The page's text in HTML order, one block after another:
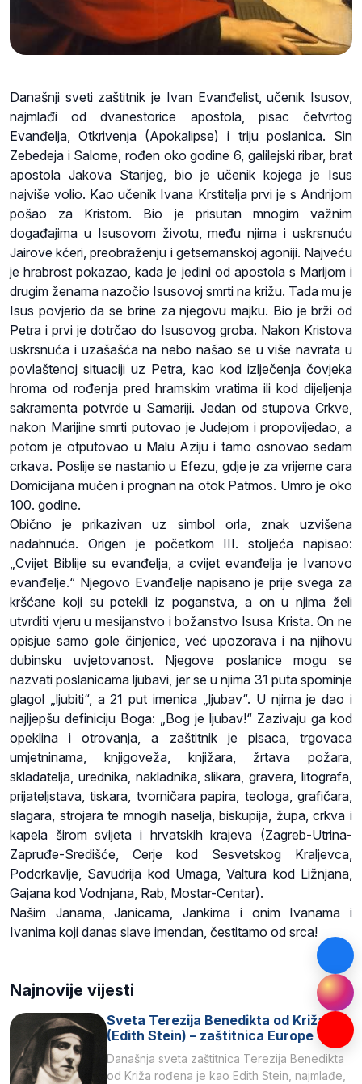
Današnji sveti zaštitnik je Ivan Evanđelist, učenik Isusov,
najmlađi od dvanestorice apostola, pisac četvrtog
Evanđelja, Otkrivenja (Apokalipse) i triju poslanica. Sin
Zebedeja i Salome, rođen oko godine 6, galilejski ribar, brat
apostola Jakova Starijeg, bio je učenik kojega je Isus
najviše volio. Kao učenik Ivana Krstitelja prvi je s Andrijom
pošao za Kristom. Bio je prisutan mnogim važnim
događajima u Isusovom životu, među njima i uskrsnuću
Jairove kćeri, preobraženju i getsemanskoj agoniji. Najveću
je hrabrost pokazao, kada je jedini od apostola s Marijom i
drugim ženama nazočio Isusovoj smrti na križu. Tada mu je
Isus povjerio da se brine za njegovu majku. Bio je brži od
Petra i prvi je dotrčao do Isusovog groba. Nakon Kristova
uskrsnuća i uzašašća na nebo našao se u više navrata u
povlaštenoj situaciji uz Petra, kao kod izlječenja čovjeka
hroma od rođenja pred hramskim vratima ili kod dijeljenja
sakramenta potvrde u Samariji. Jedan od stupova Crkve,
nakon Marijine smrti putovao je Judejom i propovijedao, a
potom je otputovao u Malu Aziju i tamo osnovao sedam
crkava. Poslije se nastanio u Efezu, gdje je za vrijeme cara
Domicijana mučen i prognan na otok Patmos. Umro je oko
100. godine.
Obično je prikazivan uz simbol orla, znak uzvišena
nadahnuća. Origen je početkom III. stoljeća napisao:
„Cvijet Biblije su evanđelja, a cvijet evanđelja je Ivanovo
evanđelje.“ Njegovo Evanđelje napisano je prije svega za
kršćane koji su potekli iz poganstva, a on u njima želi
utvrditi vjeru u mesijanstvo i božanstvo Isusa Krista. On ne
opisjue samo gole činjenice, već upozorava i na njihovu
dubinsku uvjetovanost. Njegove poslanice mogu se
nazvati poslanicama ljubavi, jer se u njima 31 puta spominje
glagol „ljubiti“, a 21 put imenica „ljubav“. U njima je dao i
najljepšu definiciju Boga: „Bog je ljubav!“ Zazivaju ga kod
opeklina i otrovanja, a zaštitnik je pisaca, trgovaca
umjetninama, knjigoveža, knjižara, žrtava požara,
skladatelja, urednika, nakladnika, slikara, gravera, litografa,
prijateljstava, tiskara, tvorničara papira, teologa, grafičara,
slagara, strojara te mnogih naselja, biskupija, župa, crkva i
kapela širom svijeta i hrvatskih krajeva (Zagreb-Utrina-
Zapruđe-Središće, Cerje kod Sesvetskog Kraljevca,
Podcrkavlje, Savudrija kod Umaga, Valtura kod Ližnjana,
Gajana kod Vodnjana, Rab, Mostar-Centar).
Našim Janama, Janicama, Jankima i onim Ivanama i
Ivanima koji danas slave imendan, čestitamo od srca!
Najnovije vijesti
Sveta Terezija Benedikta od Križa
(Edith Stein) – zaštitnica Europe
Današnja sveta zaštitnica Terezija Benedikta
od Križa rođena je kao Edith Stein, najmlađe,